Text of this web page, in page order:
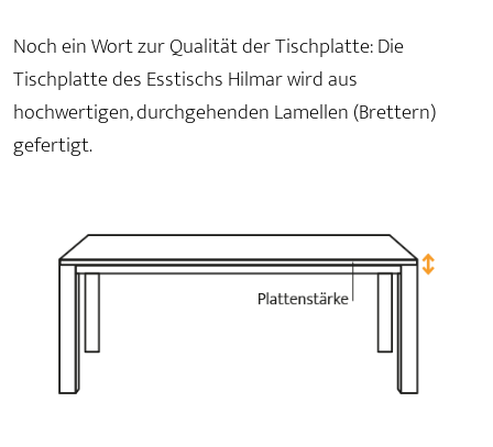
Noch ein Wort zur Qualität der Tischplatte: Die
Tischplatte des Esstischs Hilmar wird aus
hochwertigen, durchgehenden Lamellen (Brettern)
gefertigt.